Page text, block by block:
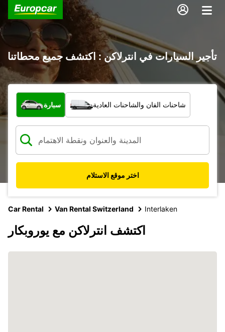
تأجير السيارات في انترلاكن : اكتشف جميع محطاتنا
ما نوع المركبة؟
سيارة شاحنات الفان والشاحنات العادية
اختر موقع الاستلام
Car Rental Van Rental Switzerland Interlaken
اكتشف انترلاكن مع يوروبكار